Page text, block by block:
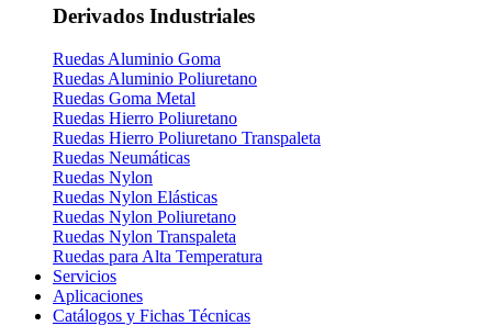
Derivados Industriales
Ruedas Aluminio Goma
Ruedas Aluminio Poliuretano
Ruedas Goma Metal
Ruedas Hierro Poliuretano
Ruedas Hierro Poliuretano Transpaleta
Ruedas Neumáticas
Ruedas Nylon
Ruedas Nylon Elásticas
Ruedas Nylon Poliuretano
Ruedas Nylon Transpaleta
Ruedas para Alta Temperatura
Servicios
Aplicaciones
Catálogos y Fichas Técnicas